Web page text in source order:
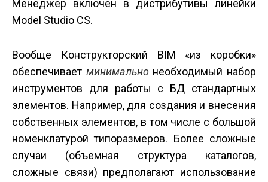
Менеджер включен в дистрибутивы линейки
Model Studio CS.
Вообще Конструкторский BIM «из коробки»
обеспечивает минимальнонеобходимый набор
инструментов для работы с БД стандартных
элементов. Например, для создания и внесения
собственных элементов, в том числе с большой
номенклатурой типоразмеров. Более сложные
случаи (объемная структура каталогов,
сложные связи) предполагают использование